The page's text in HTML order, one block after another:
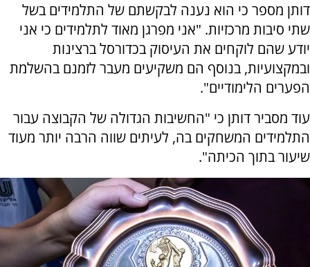
דותן מספר כי הוא נענה לבקשתם של התלמידים בשל
שתי סיבות מרכזיות. "אני מפרגן מאוד לתלמידים כי אני
יודע שהם לוקחים את העיסוק בכדורסל ברצינות
ובמקצועיות, בנוסף הם משקיעים מעבר לזמנם בהשלמת
הפערים הלימודיים".
עוד מסביר דותן כי "החשיבות הגדולה של הקבוצה עבור
התלמידים המשחקים בה, לעיתים שווה הרבה יותר מעוד
שיעור בתוך הכיתה".